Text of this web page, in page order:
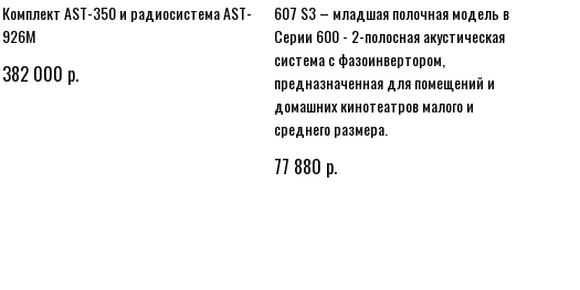
Комплект AST-350 и радиосистема AST-
926M
382 000 р.
607 S3 – младшая полочная модель в
Серии 600 - 2-полосная акустическая
система с фазоинвертором,
предназначенная для помещений и
домашних кинотеатров малого и
среднего размера.
77 880 р.